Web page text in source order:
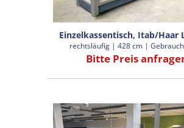
Einzelkassentisch, Itab/Haar
rechtsläufig | 428 cm |
Bitte Preis